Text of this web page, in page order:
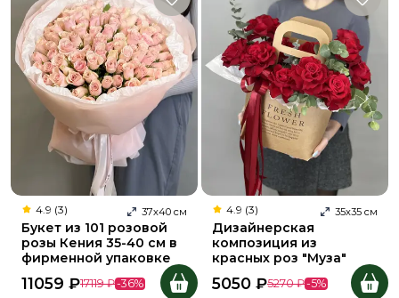
4.9 (3) 37х40 см
Букет из 101 розовой
розы Кения 35-40 см в
фирменной упаковке
11059 ₽17119 ₽-36%
4.9 (3) 35х35 см
Дизайнерская
композиция из
красных роз "Муза"
5050 ₽5270 ₽-5%